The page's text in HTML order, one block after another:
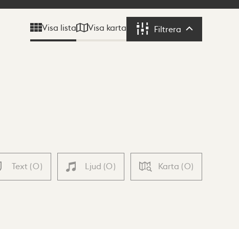
Visa lista Visa karta Filtrera Filtrera
Text (0) Ljud (0) Karta (0)